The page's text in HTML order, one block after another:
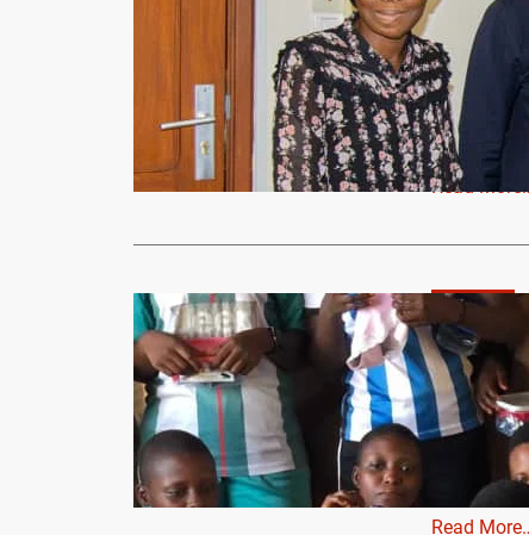
Projet
ME en
Aboudou
Projet
audience
Read
Actualités
maintien
1 Madjrè
Les
Read